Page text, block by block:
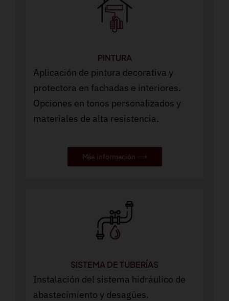
PINTURA
Aplicación de pintura decorativa y
protectora en fachadas e interiores.
Opciones en tonos personalizados y
materiales de alta resistencia.
Más información ⟶
SISTEMA DE TUBERÍAS
Instalación del sistema hidráulico de
abastecimiento y desagües.